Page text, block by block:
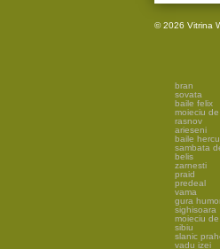
© 2026 Vitrina
bran
sovata
baile felix
moieciu
rasnov
arieseni
baile
sambata
belis
zarnesti
praid
predeal
vama
gura
sighisoara
moieciu
sibiu
slanic
vadu izei